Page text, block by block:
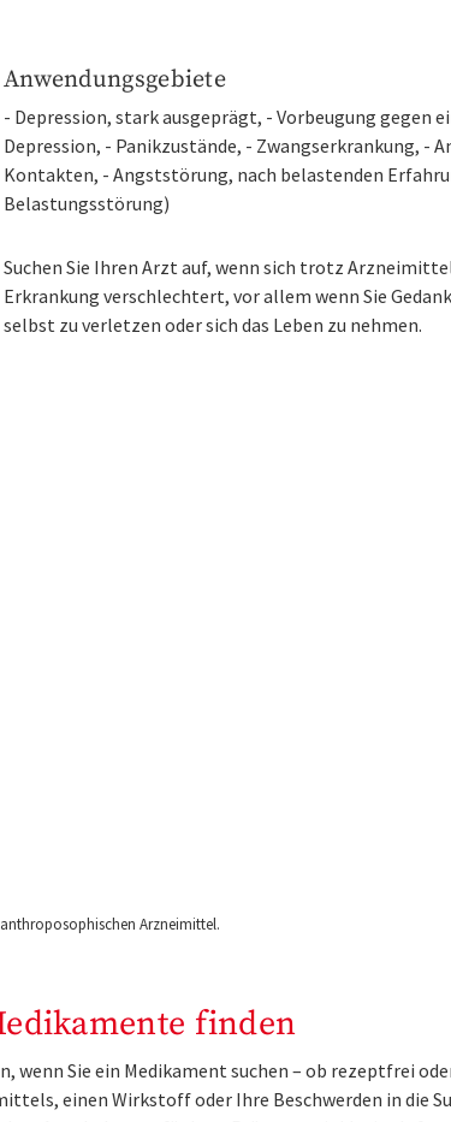
Anwendungsgebiete
- Depression, stark ausgeprägt, - Vorbeugung gegen
Depression, - Panikzustände, - Zwangserkrankung, -
Kontakten, - Angststörung, nach belastenden
Belastungsstörung)
Suchen Sie Ihren Arzt auf, wenn sich trotz
Erkrankung verschlechtert, vor allem wenn Sie
selbst zu verletzen oder sich das Leben zu nehmen.
Arzneimittel.
finden
Sie ein Medikament suchen – ob rezeptfrei
einen Wirkstoff oder Ihre Beschwerden in die